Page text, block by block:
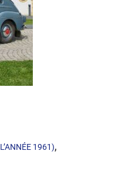
L’ANNÉE 1961),